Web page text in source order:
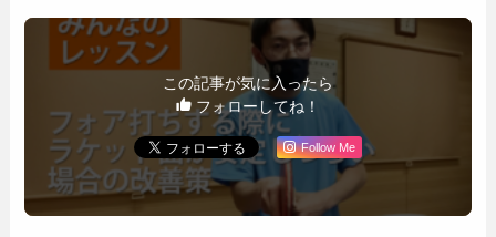
この記事が気に入ったら
フォローしてね！
Follow Me